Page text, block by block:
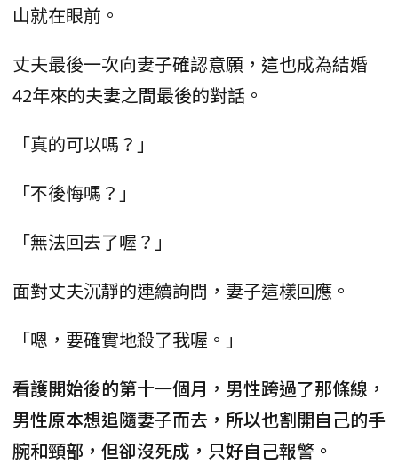
山就在眼前。
丈夫最後一次向妻子確認意願，這也成為結婚
42年來的夫妻之間最後的對話。
「真的可以嗎？」
「不後悔嗎？」
「無法回去了喔？」
面對丈夫沉靜的連續詢問，妻子這樣回應。
「嗯，要確實地殺了我喔。」
看護開始後的第十一個月，男性跨過了那條線，
男性原本想追隨妻子而去，所以也割開自己的手
腕和頸部，但卻沒死成，只好自己報警。